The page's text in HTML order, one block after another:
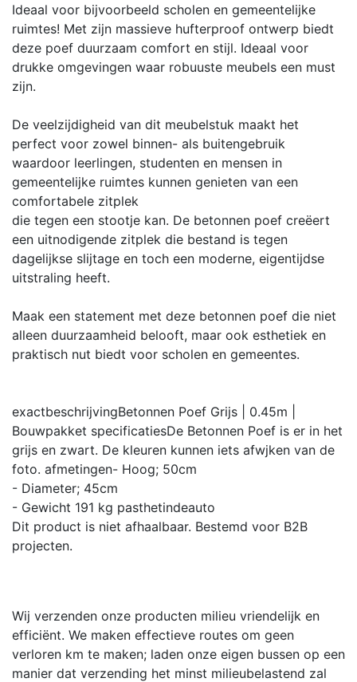
Ideaal voor bijvoorbeeld scholen en gemeentelijke
ruimtes! Met zijn massieve hufterproof ontwerp biedt
deze poef duurzaam comfort en stijl. Ideaal voor
drukke omgevingen waar robuuste meubels een must
zijn.
De veelzijdigheid van dit meubelstuk maakt het
perfect voor zowel binnen- als buitengebruik
waardoor leerlingen, studenten en mensen in
gemeentelijke ruimtes kunnen genieten van een
comfortabele zitplek
die tegen een stootje kan. De betonnen poef creëert
een uitnodigende zitplek die bestand is tegen
dagelijkse slijtage en toch een moderne, eigentijdse
uitstraling heeft.
Maak een statement met deze betonnen poef die niet
alleen duurzaamheid belooft, maar ook esthetiek en
praktisch nut biedt voor scholen en gemeentes.
exactbeschrijvingBetonnen Poef Grijs | 0.45m |
Bouwpakket specificatiesDe Betonnen Poef is er in het
grijs en zwart. De kleuren kunnen iets afwjken van de
foto. afmetingen- Hoog; 50cm
- Diameter; 45cm
- Gewicht 191 kg pasthetindeauto
Dit product is niet afhaalbaar. Bestemd voor B2B
projecten.
Wij verzenden onze producten milieu vriendelijk en
efficiënt. We maken effectieve routes om geen
verloren km te maken; laden onze eigen bussen op een
manier dat verzending het minst milieubelastend zal